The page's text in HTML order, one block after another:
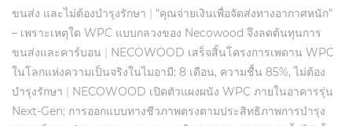
ขนส่ง และไม่ต้องบำรุงรักษา | “คุณจ่ายเงินเพื่อจัดส่งทางอากาศหนัก”
– เพราะเหตุใด WPC แบบกลวงของ Necowood จึงลดต้นทุนการ
ขนส่งและคาร์บอน | NECOWOOD เสร็จสิ้นโครงการเพดาน WPC
ในโลกแห่งความเป็นจริงในไมอามี: 8 เดือน, ความชื้น 85%, ไม่ต้อง
บำรุงรักษา | NECOWOOD เปิดตัวแผงผนัง WPC ภายในอาคารรุ่น
Next-Gen: การออกแบบทางชีวภาพตรงตามประสิทธิภาพการบำรุง